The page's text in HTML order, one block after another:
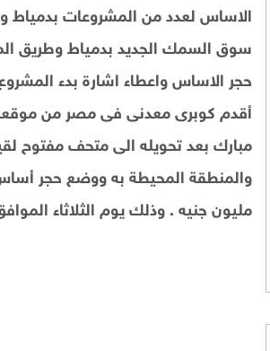
الاساس لعدد من المشروعات بدمياط
حجر الاساس واعطاء اشارة بدء
أقدم كوبرى معدنى فى مصر من موقعه
مبارك بعد تحويله الى متحف مفتوح
مليون جنيه . وذلك يوم الثلاثاء الموافق 14/8/